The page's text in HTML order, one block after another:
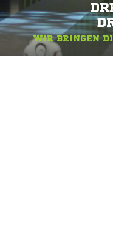
WIR BRINGEN